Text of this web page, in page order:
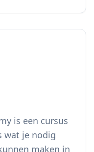
is een cursus
wat je nodig
maken in